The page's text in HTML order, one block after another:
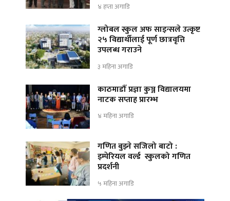
४ हप्ता अगाडि
ग्लोबल स्कुल अफ साइन्सले उत्कृष्ट
२५ विद्यार्थीलाई पूर्ण छात्रवृत्ति
उपलब्ध गराउने
३ महिना अगाडि
काठमाडौँ प्रज्ञा कुञ्ज विद्यालयमा
नाटक सप्ताह प्रारम्भ
४ महिना अगाडि
गणित बुझ्ने सजिलो बाटो :
इम्पेरियल वर्ल्ड स्कुलको गणित
प्रदर्शनी
५ महिना अगाडि